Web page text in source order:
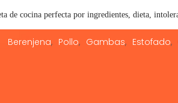
Berenjena Pollo Gambas Estofado